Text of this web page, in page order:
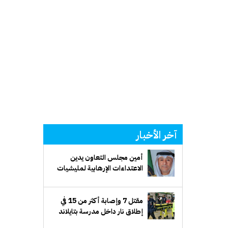
آخر الأخبار
أمين مجلس التعاون يدين
الاعتداءات الإرهابية لمليشيات
بالسعودية
مقتل 7 وإصابة أكثر من 15 في
إطلاق نار داخل مدرسة بتايلاند